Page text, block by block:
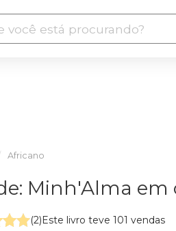
Africano
Minh'Alma em
(2)Este livro teve 101 vendas